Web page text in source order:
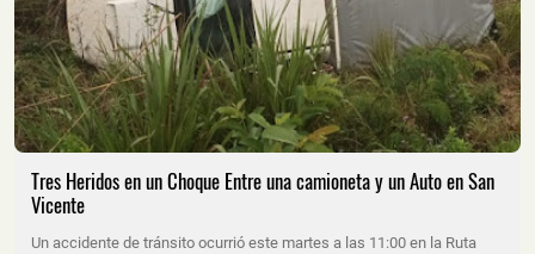
Tres Heridos en un Choque Entre una camioneta y un Auto en San
Vicente
Un accidente de tránsito ocurrió este martes a las 11:00 en la Ruta